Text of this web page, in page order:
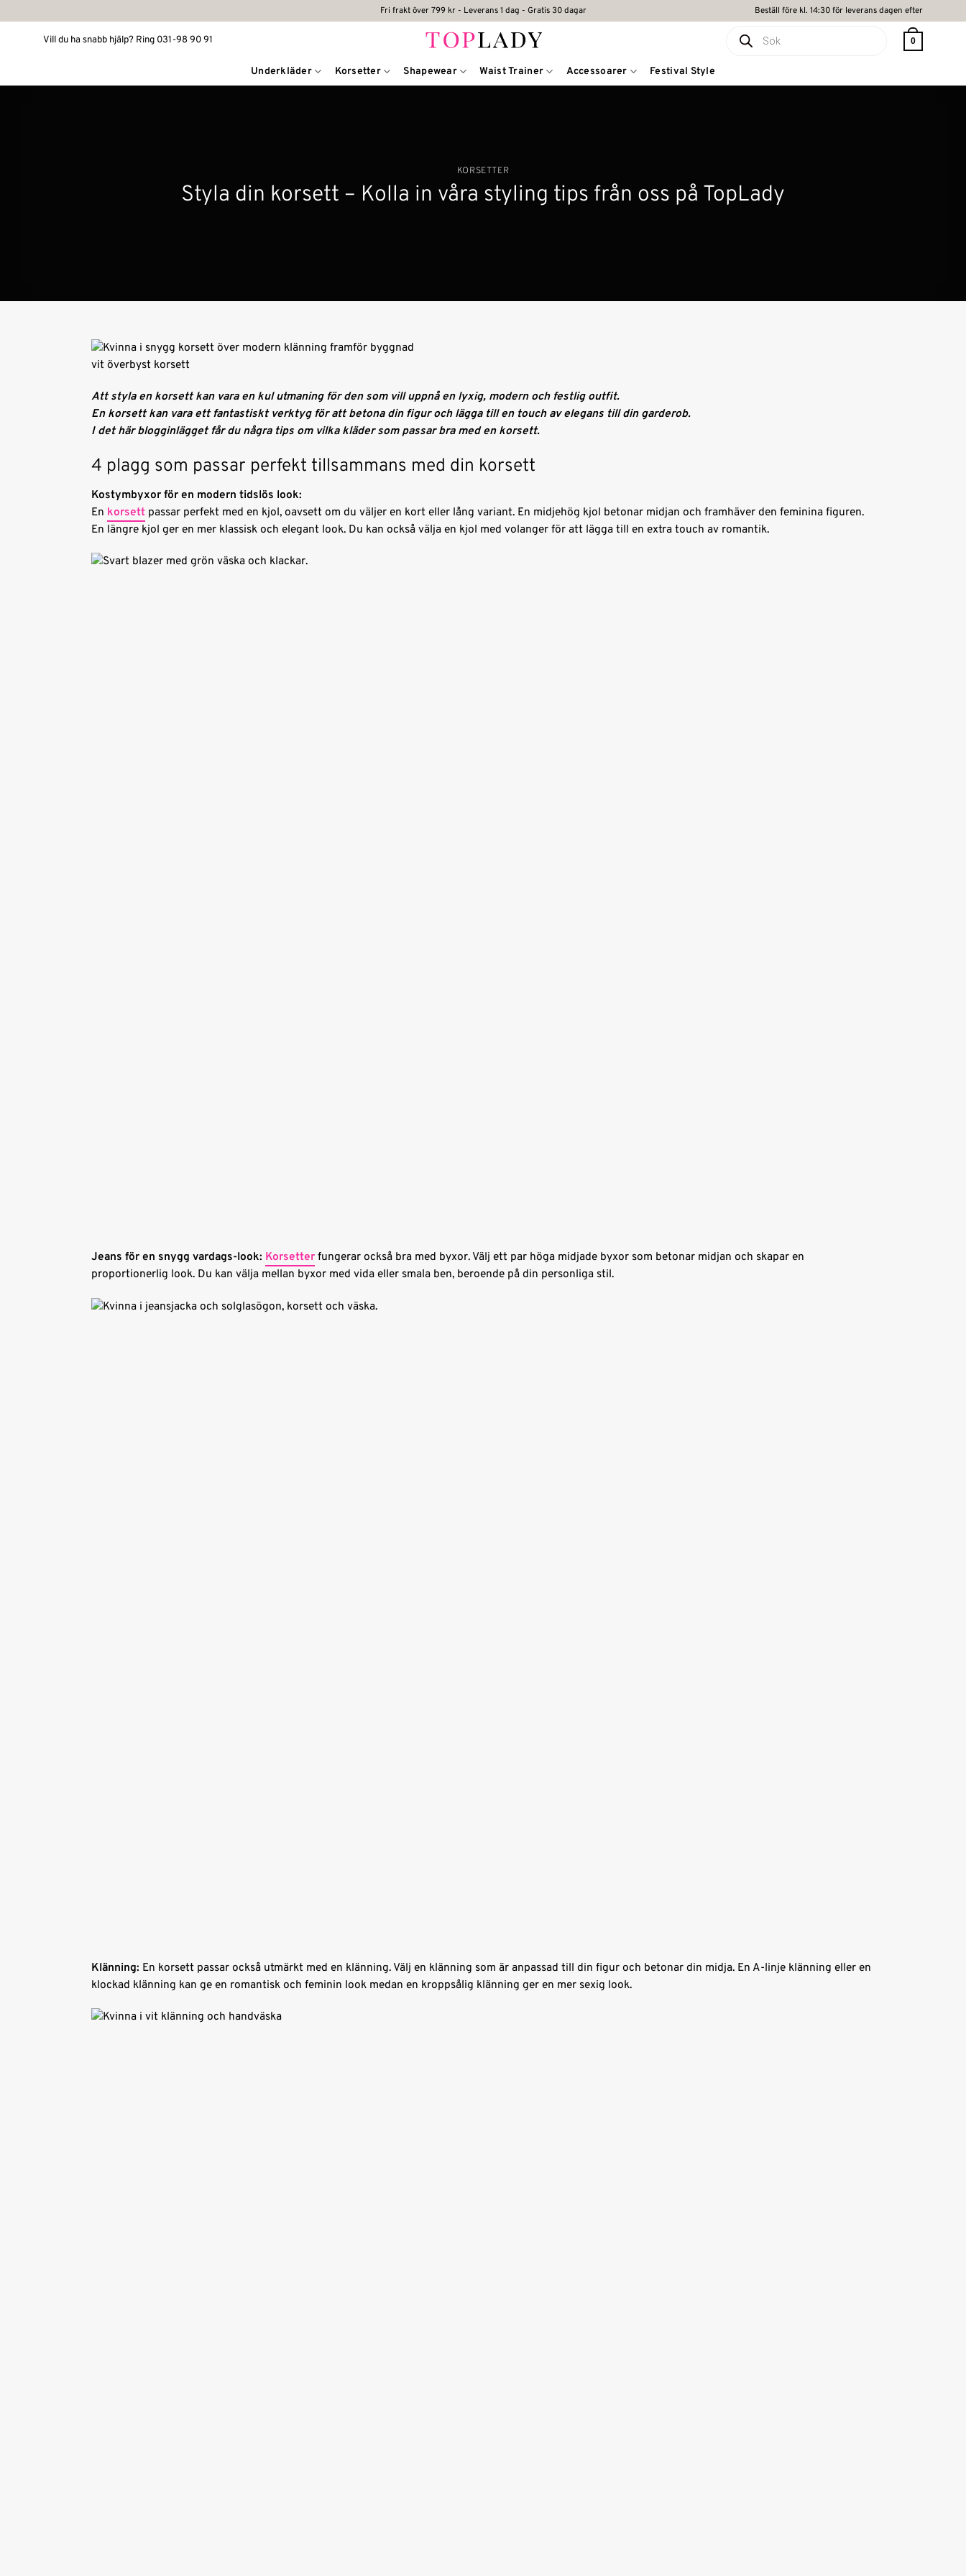
to
Fri frakt över 799 kr - Leverans 1 dag - Gratis 30 dagar Beställ före kl. 14:30 för leverans dagen efter
Vill du ha snabb hjälp? Ring 031-98 90 91 0
Underkläder Korsetter Shapewear Waist Trainer Accessoarer Festival Style
KORSETTER
Styla din korsett – Kolla in våra styling tips från oss på TopLady
vit överbyst korsett
Att styla en korsett kan vara en kul utmaning för den som vill uppnå en lyxig, modern och festlig outfit.
En korsett kan vara ett fantastiskt verktyg för att betona din figur och lägga till en touch av elegans till din garderob.
I det här blogginlägget får du några tips om vilka kläder som passar bra med en korsett.
4 plagg som passar perfekt tillsammans med din korsett
Kostymbyxor för en modern tidslös look:
En korsett passar perfekt med en kjol, oavsett om du väljer en kort eller lång variant. En midjehög kjol betonar midjan och framhäver den feminina figuren.
En längre kjol ger en mer klassisk och elegant look. Du kan också välja en kjol med volanger för att lägga till en extra touch av romantik.
Jeans för en snygg vardags-look: Korsetter fungerar också bra med byxor. Välj ett par höga midjade byxor som betonar midjan och skapar en
proportionerlig look. Du kan välja mellan byxor med vida eller smala ben, beroende på din personliga stil.
Klänning: En korsett passar också utmärkt med en klänning. Välj en klänning som är anpassad till din figur och betonar din midja. En A-linje klänning eller en
klockad klänning kan ge en romantisk och feminin look medan en kroppsålig klänning ger en mer sexig look.